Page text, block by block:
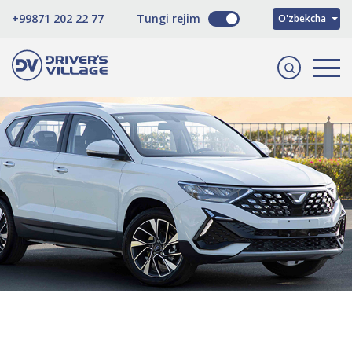
+99871 202 22 77 Tungi rejim O'zbekcha
Русский